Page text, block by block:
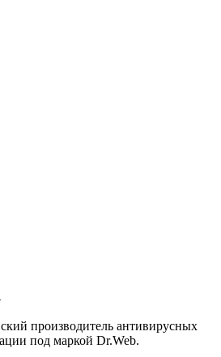
производитель антивирусных
под маркой Dr.Web.